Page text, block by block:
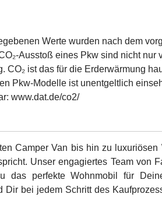
Werte wurden nach dem
Ausstoß eines Pkw sind nicht nur
ist das für die Erderwärmung
Pkw-Modelle ist unentgeltlich
www.dat.de/co2/
Camper Van bis hin zu luxuriösen
Unser engagiertes Team von
das perfekte Wohnmobil für
bei jedem Schritt des